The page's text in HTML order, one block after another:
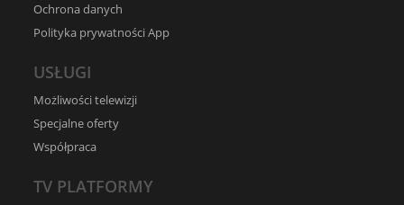
Ochrona danych
Polityka prywatności App
USŁUGI
Możliwości telewizji
Specjalne oferty
Współpraca
TV PLATFORMY